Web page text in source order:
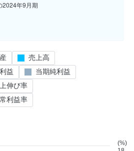
2024年9月期
(%)
売上高
益
当期純利益
伸び率
利益率